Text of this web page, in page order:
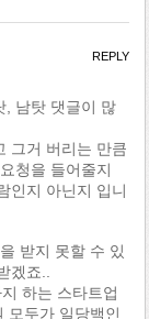
, 남탓 댓글이 많
그거 버리는 만큼
청을 들어줄지
인지 아닌지 입니
받지 못할 수 있
죠..
하는 스타트업
모두가 일당백인
REPLY